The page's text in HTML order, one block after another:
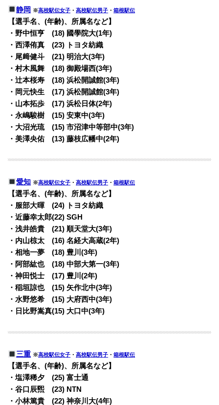
静岡 ※高校駅伝女子 ・高校駅伝男子 ・箱根駅伝
【選手名、(年齢)、所属名など】
・野中恒亨 (18) 國學院大(1年)
・西澤侑真 (23) トヨタ紡織
・尾﨑健斗 (21) 明治大(3年)
・村木風舞 (18) 御殿場西(3年)
・辻本桜寿 (18) 浜松開誠館(3年)
・岡元快生 (17) 浜松開誠館(3年)
・山本拓歩 (17) 浜松日体(2年)
・永嶋駿樹 (15) 安東中(3年)
・大沼光琉 (15) 市沼津中等部中(3年)
・美澤央佑 (13) 藤枝広幡中(2年)
愛知 ※高校駅伝女子 ・高校駅伝男子 ・箱根駅伝
【選手名、(年齢)、所属名など】
・服部大暉 (24) トヨタ紡織
・近藤幸太郎(22) SGH
・浅井皓貴 (21) 順天堂大(3年)
・内山椋太 (16) 名経大高蔵(2年)
・相地一夢 (18) 豊川(3年)
・阿部紘也 (18) 中部大第一(3年)
・神田悦士 (17) 豊川(2年)
・稲垣諒也 (15) 矢作北中(3年)
・水野悠希 (15) 大府西中(3年)
・日比野嵩真(15) 大口中(3年)
三重 ※高校駅伝女子 ・高校駅伝男子 ・箱根駅伝
【選手名、(年齢)、所属名など】
・塩澤稀夕 (25) 富士通
・谷口辰煕 (23) NTN
・小林篤貴 (22) 神奈川大(4年)